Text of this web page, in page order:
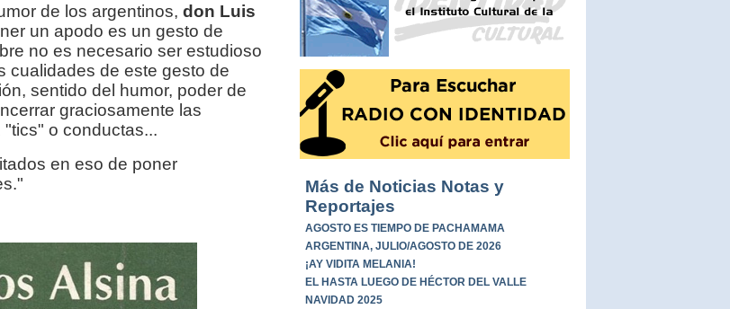
de los argentinos, don Luis
un apodo es un gesto de
no es necesario ser estudioso
cualidades de este gesto de
sentido del humor, poder de
graciosamente las
o conductas...
en eso de poner
Más de Noticias Notas y
Reportajes
AGOSTO ES TIEMPO DE PACHAMAMA
ARGENTINA, JULIO/AGOSTO DE 2026
¡AY VIDITA MELANIA!
EL HASTA LUEGO DE HÉCTOR DEL VALLE
NAVIDAD 2025